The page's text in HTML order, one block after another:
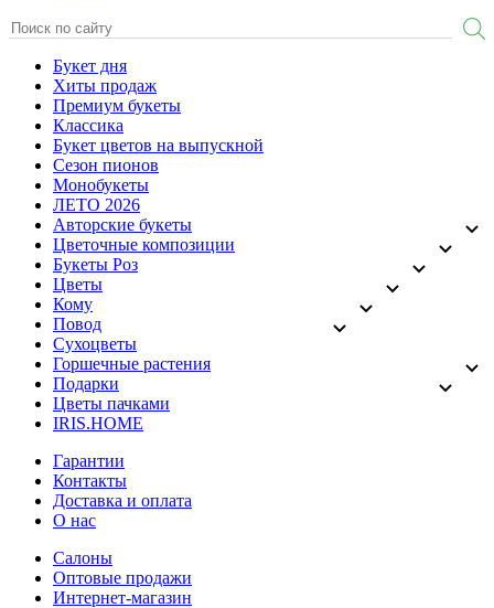
Букет дня
Хиты продаж
Премиум букеты
Классика
Букет цветов на выпускной
Сезон пионов
Монобукеты
ЛЕТО 2026
Авторские букеты
Цветочные композиции
Букеты Роз
Цветы
Кому
Повод
Сухоцветы
Горшечные растения
Подарки
Цветы пачками
IRIS.HOME
Гарантии
Контакты
Доставка и оплата
О нас
Салоны
Оптовые продажи
Интернет-магазин